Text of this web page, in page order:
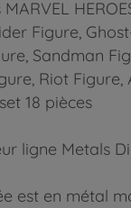
Figure,
Sandman
Riot
18 pièces
ligne Metals
est en métal